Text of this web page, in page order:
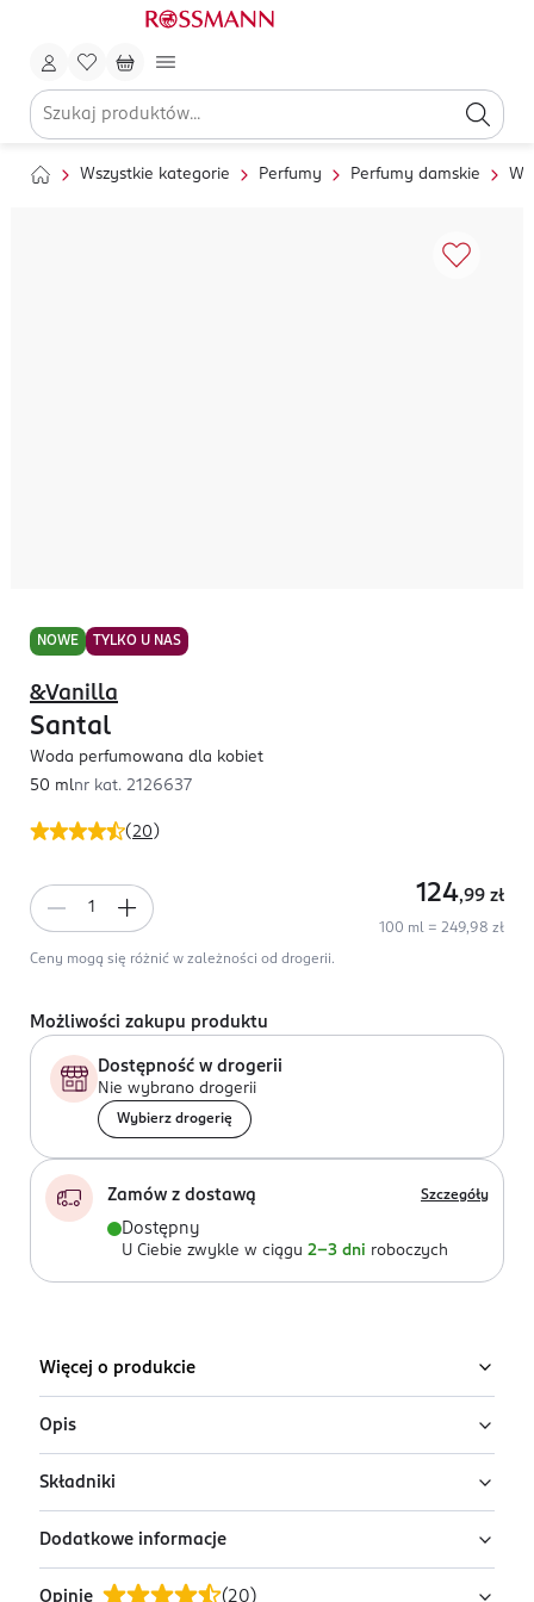
Wszystkie kategorie Perfumy Perfumy damskie
NOWE TYLKO U NAS
(20 )
&Vanilla
Santal
Woda perfumowana dla kobiet
50 mlnr kat. 2126637
124,99 zł
100 ml = 249,98 zł
Ceny mogą się różnić w zależności od drogerii.
Możliwości zakupu produktu
Dostępność w drogerii
Nie wybrano drogerii
Wybierz drogerię
Zamów z dostawą Szczegóły
Dostępny
U Ciebie zwykle w ciągu 2-3 dni roboczych
Więcej o produkcie
Opis
Woda perfumowana dla
kobiet Santal &Vanilla
drzewno-waniliowym charakterze, która otula
Składniki
Ingredients: : ALCOHOL DENAT., AQUA, PARFUM,
TETRAMETHYL ACETYLOCTAHYDRONAPHTHALENES,
Dodatkowe informacje
Opinie (20 )